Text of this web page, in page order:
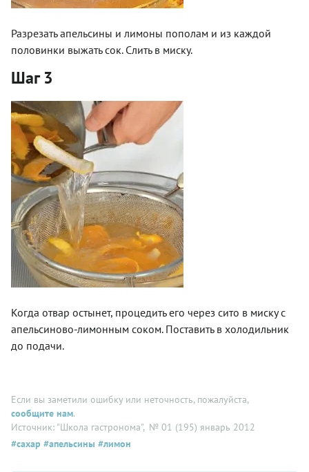
Разрезать апельсины и лимоны пополам и из каждой
половинки выжать сок. Слить в миску.
Шаг 3
Когда отвар остынет, процедить его через сито в миску с
апельсиново-лимонным соком. Поставить в холодильник
до подачи.
Если вы заметили ошибку или неточность, пожалуйста,
сообщите нам.
Источник: "Школа гастронома", № 01 (195) январь 2012
#сахар #апельсины #лимон